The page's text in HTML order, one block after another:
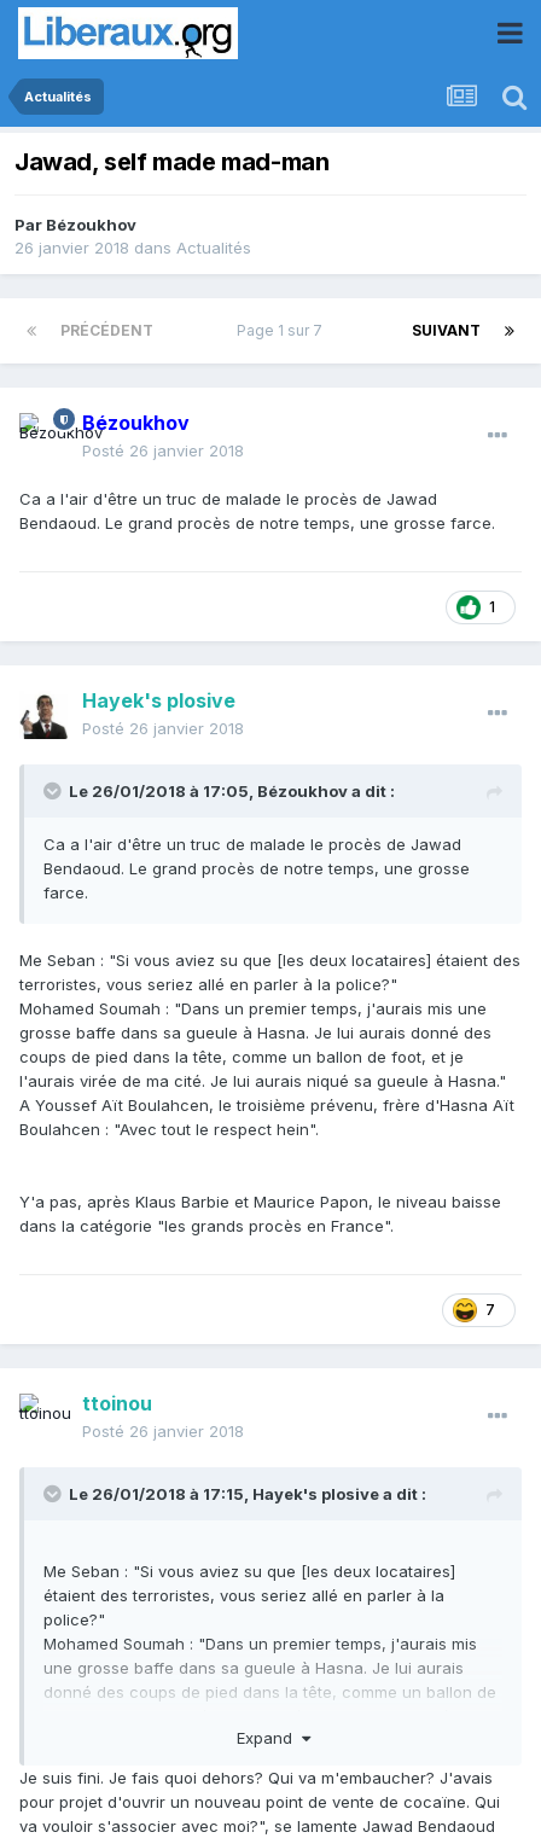
Actualités
Jawad, self made mad-man
Par Bézoukhov
26 janvier 2018 dans Actualités
PRÉCÉDENT SUIVANT
Page 1 sur 7
Bézoukhov
Posté 26 janvier 2018
Ca a l'air d'être un truc de malade le procès de Jawad
Bendaoud. Le grand procès de notre temps, une grosse farce.
1
Hayek's plosive
Posté 26 janvier 2018
Le 26/01/2018 à 17:05, Bézoukhova dit :
Ca a l'air d'être un truc de malade le procès de Jawad
Bendaoud. Le grand procès de notre temps, une grosse
farce.
Me Seban : "Si vous aviez su que [les deux locataires] étaient des
terroristes, vous seriez allé en parler à la police?"
Mohamed Soumah : "Dans un premier temps, j'aurais mis une
grosse baffe dans sa gueule à Hasna. Je lui aurais donné des
coups de pied dans la tête, comme un ballon de foot, et je
l'aurais virée de ma cité. Je lui aurais niqué sa gueule à Hasna."
A Youssef Aït Boulahcen, le troisième prévenu, frère d'Hasna Aït
Boulahcen : "Avec tout le respect hein".
Y'a pas, après Klaus Barbie et Maurice Papon, le niveau baisse
dans la catégorie "les grands procès en France".
7
ttoinou
Posté 26 janvier 2018
Le 26/01/2018 à 17:15, Hayek's plosivea dit :
Me Seban : "Si vous aviez su que [les deux locataires]
étaient des terroristes, vous seriez allé en parler à la
police?"
Mohamed Soumah : "Dans un premier temps, j'aurais mis
une grosse baffe dans sa gueule à Hasna. Je lui aurais
donné des coups de pied dans la tête, comme un ballon de
d'Hasna Aït Boulahcen : "Avec tout le respect hein".
Expand
Je suis fini. Je fais quoi dehors? Qui va m'embaucher? J'avais
pour projet d'ouvrir un nouveau point de vente de cocaïne. Qui
va vouloir s'associer avec moi?", se lamente Jawad Bendaoud